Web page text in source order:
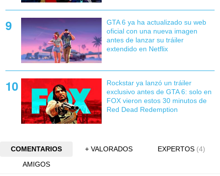
GTA 6 ya ha actualizado su web
oficial con una nueva imagen
antes de lanzar su tráiler
extendido en Netflix
Rockstar ya lanzó un tráiler
exclusivo antes de GTA 6: solo en
FOX vieron estos 30 minutos de
Red Dead Redemption
COMENTARIOS + VALORADOS EXPERTOS (4)
AMIGOS